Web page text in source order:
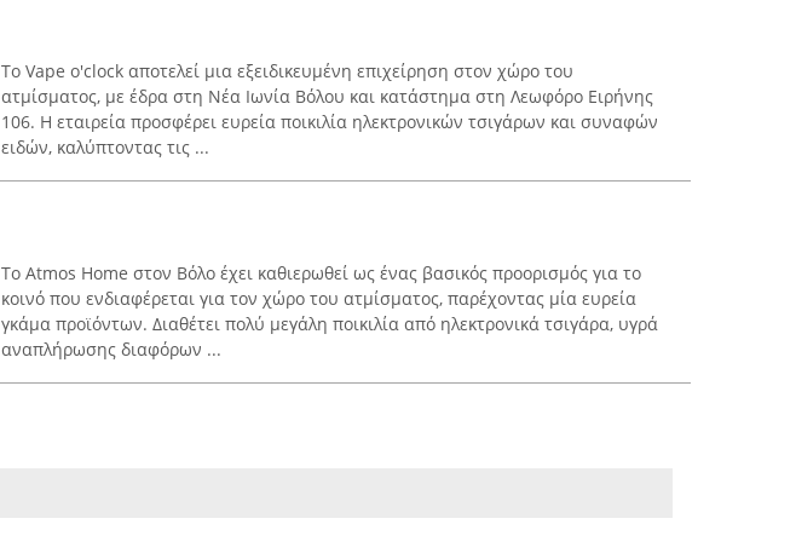
Το Vape o'clock αποτελεί μια εξειδικευμένη επιχείρηση στον χώρο του
ατμίσματος, με έδρα στη Νέα Ιωνία Βόλου και κατάστημα στη Λεωφόρο Ειρήνης
106. Η εταιρεία προσφέρει ευρεία ποικιλία ηλεκτρονικών τσιγάρων και συναφών
ειδών, καλύπτοντας τις ...
Το Atmos Home στον Βόλο έχει καθιερωθεί ως ένας βασικός προορισμός για το
κοινό που ενδιαφέρεται για τον χώρο του ατμίσματος, παρέχοντας μία ευρεία
γκάμα προϊόντων. Διαθέτει πολύ μεγάλη ποικιλία από ηλεκτρονικά τσιγάρα, υγρά
αναπλήρωσης διαφόρων ...